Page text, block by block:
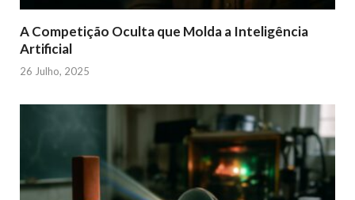
A Competição Oculta que Molda a Inteligência
Artificial
26 Julho, 2025